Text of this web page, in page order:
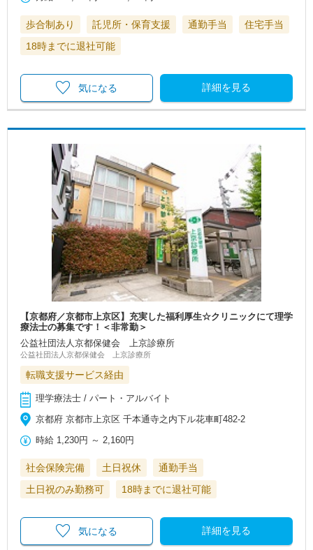
歩合制あり 託児所・保育支援 通勤手当
住宅手当
18時までに退社可能
詳細を見る
気になる
【京都府／京都市上京区】充実した福利厚生☆クリニックにて理学
療法士の募集です！＜非常勤＞
公益社団法人京都保健会 上京診療所
公益社団法人京都保健会 上京診療所
転職支援サービス経由
理学療法士 / パート・アルバイト
京都府 京都市上京区 千本通寺之内下ル花車町482-2
時給 1,230円 ～ 2,160円
社会保険完備 土日祝休
通勤手当
土日祝のみ勤務可
18時までに退社可能
詳細を見る
気になる